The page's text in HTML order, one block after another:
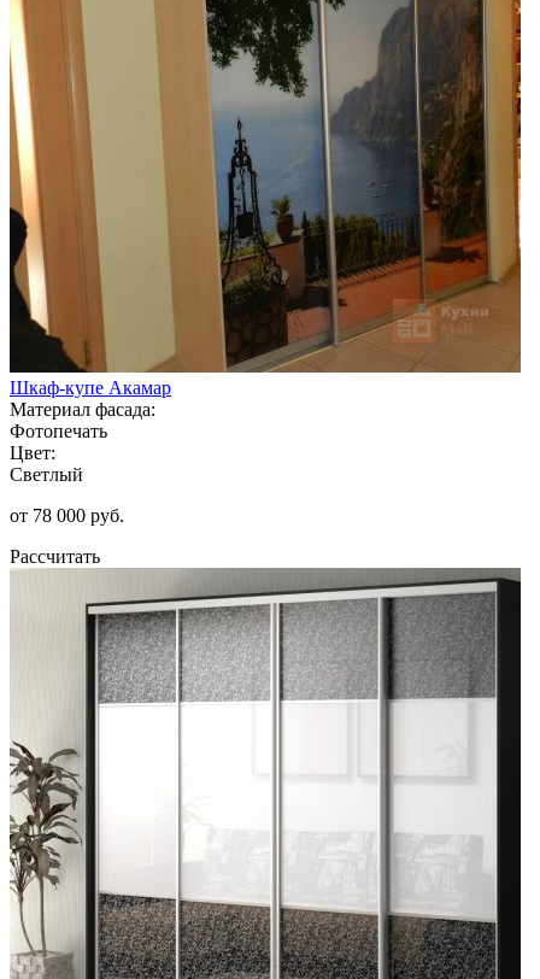
Шкаф-купе Акамар
Материал фасада:
Фотопечать
Цвет:
Светлый
от 78 000 руб.
Рассчитать